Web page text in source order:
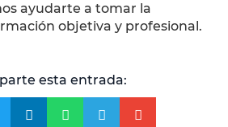
ayudarte a tomar la
objetiva y profesional.
esta entrada: